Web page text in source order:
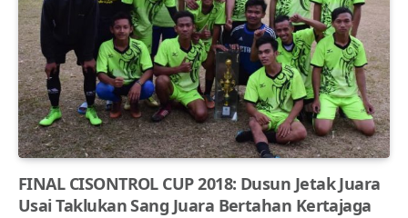
FINAL CISONTROL CUP 2018: Dusun Jetak Juara
Usai Taklukan Sang Juara Bertahan Kertajaga